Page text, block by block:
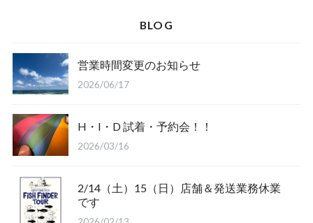
Salty Crew
Glove
BLOG
営業時間変更のお知らせ
2026/06/17
H・I・D 試着・予約会！！
2026/03/16
2/14（土）15（日）店舗＆発送業務休業
です